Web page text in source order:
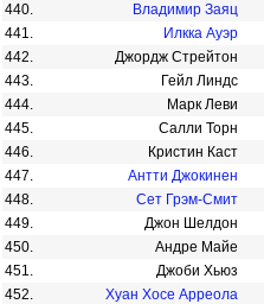
440.
Владимир Заяц
441.
Илкка Ауэр
442.
Джордж Стрейтон
443.
Гейл Линдс
444.
Марк Леви
445.
Салли Торн
446.
Кристин Каст
447.
Антти Джокинен
448.
Сет Грэм-Смит
449.
Джон Шелдон
450.
Андре Майе
451.
Джоби Хьюз
452.
Хуан Хосе Арреола